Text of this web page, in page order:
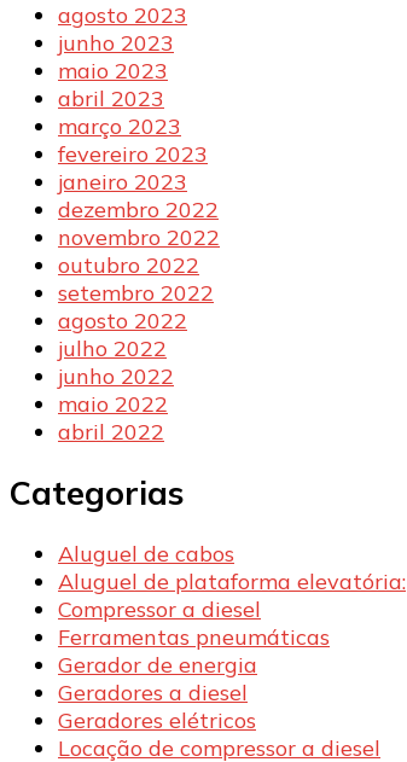
agosto 2023
junho 2023
maio 2023
abril 2023
março 2023
fevereiro 2023
janeiro 2023
dezembro 2022
novembro 2022
outubro 2022
setembro 2022
agosto 2022
julho 2022
junho 2022
maio 2022
abril 2022
Categorias
Aluguel de cabos
Aluguel de plataforma elevatória:
Compressor a diesel
Ferramentas pneumáticas
Gerador de energia
Geradores a diesel
Geradores elétricos
Locação de compressor a diesel